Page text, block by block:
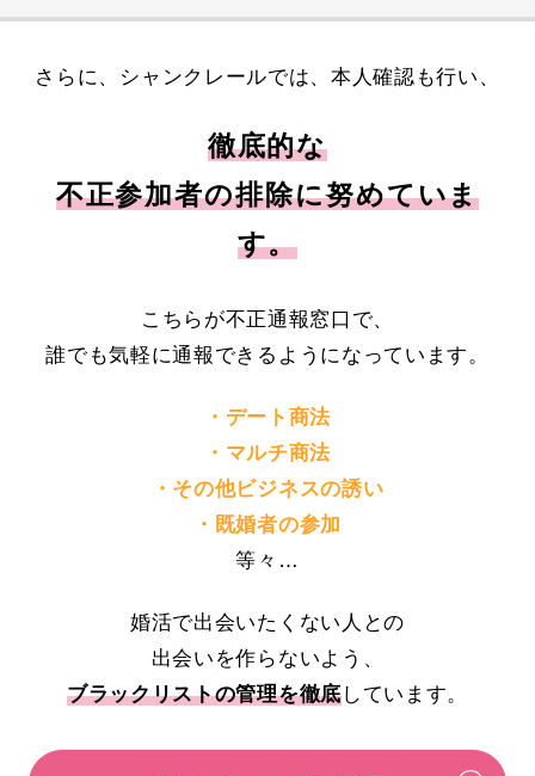
さらに、シャンクレールでは、本人確認も行い、
徹底的な
不正参加者の排除に努めていま
す。
こちらが不正通報窓口で、
誰でも気軽に通報できるようになっています。
・デート商法
・マルチ商法
・その他ビジネスの誘い
・既婚者の参加
等々…
婚活で出会いたくない人との
出会いを作らないよう、
ブラックリストの管理を徹底しています。